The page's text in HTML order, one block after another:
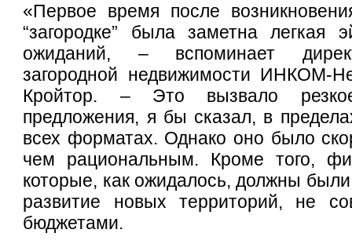
«Первое время после
“загородке” была заметна легкая
ожиданий, – вспоминает
загородной недвижимости ИНКОМ-
Кройтор. – Это вызвало
предложения, я бы сказал, в
всех форматах. Однако оно было
чем рациональным. Кроме того,
которые, как ожидалось, должны
развитие новых территорий, не
бюджетами.